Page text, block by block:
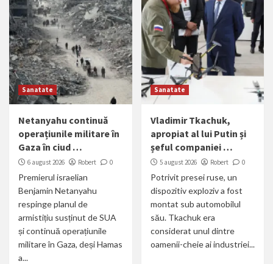
Sanatate
Netanyahu continuă
operațiunile militare în
Gaza în ciud …
6 august 2026 Robert 0
Premierul israelian
Benjamin Netanyahu
respinge planul de
armistițiu susținut de SUA
și continuă operațiunile
militare în Gaza, deși Hamas
a...
Sanatate
Vladimir Tkachuk,
apropiat al lui Putin și
șeful companiei …
5 august 2026 Robert 0
Potrivit presei ruse, un
dispozitiv exploziv a fost
montat sub automobilul
său. Tkachuk era
considerat unul dintre
oamenii-cheie ai industriei...